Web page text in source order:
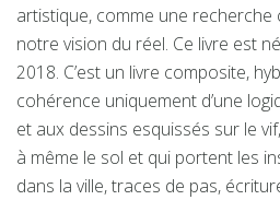
artistique, comme une
notre vision du réel. Ce livre est
2018. C’est un livre composite,
cohérence uniquement d’une
et aux dessins esquissés sur le
à même le sol et qui portent les
dans la ville, traces de pas,